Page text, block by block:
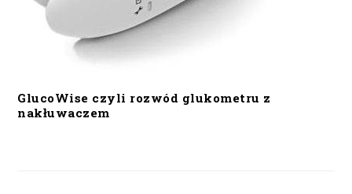
GlucoWise czyli rozwód glukometru z
nakłuwaczem